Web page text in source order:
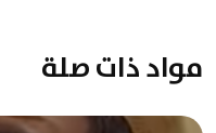
مواد ذات صلة